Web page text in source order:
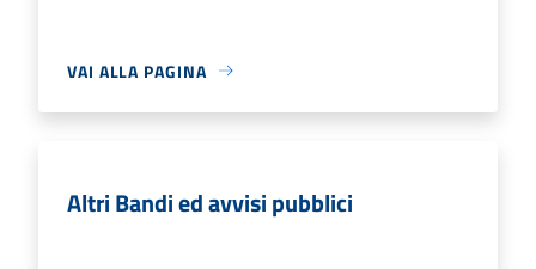
VAI ALLA PAGINA
Altri Bandi ed avvisi pubblici